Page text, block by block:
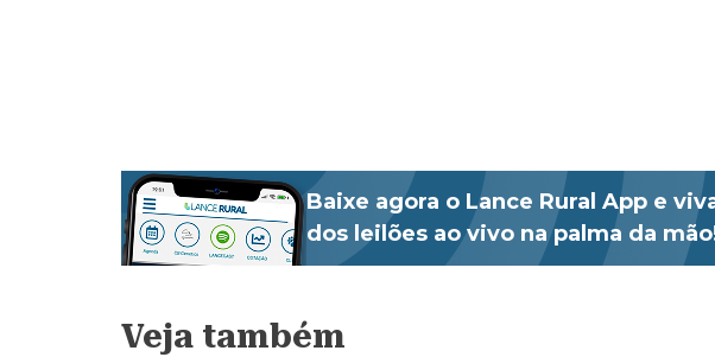
Baixe agora o Lance Rural App e
dos leilões ao vivo na palma da
Veja também